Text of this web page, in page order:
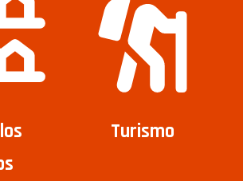
Turismo